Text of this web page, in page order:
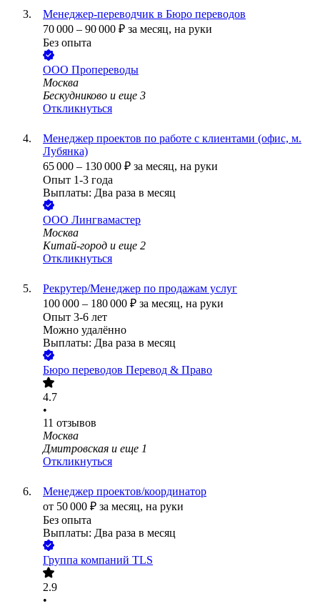
Менеджер-переводчик в Бюро переводов
70 000 – 90 000 ₽ за месяц, на руки
Без опыта
ООО Пропереводы
Москва
Бескудниково и еще 3
Откликнуться
Менеджер проектов по работе с клиентами (офис, м.
Лубянка)
65 000 – 130 000 ₽ за месяц, на руки
Опыт 1-3 года
Выплаты: Два раза в месяц
ООО Лингвамастер
Москва
Китай-город и еще 2
Откликнуться
Рекрутер/Менеджер по продажам услуг
100 000 – 180 000 ₽ за месяц, на руки
Опыт 3-6 лет
Можно удалённо
Выплаты: Два раза в месяц
Бюро переводов Перевод & Право
4.7
•
11 отзывов
Москва
Дмитровская и еще 1
Откликнуться
Менеджер проектов/координатор
от 50 000 ₽ за месяц, на руки
Без опыта
Выплаты: Два раза в месяц
Группа компаний TLS
2.9
•